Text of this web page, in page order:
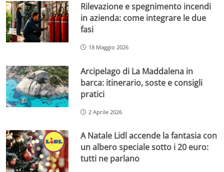
Rilevazione e spegnimento incendi
in azienda: come integrare le due
fasi
18 Maggio 2026
Arcipelago di La Maddalena in
barca: itinerario, soste e consigli
pratici
2 Aprile 2026
A Natale Lidl accende la fantasia con
un albero speciale sotto i 20 euro:
tutti ne parlano